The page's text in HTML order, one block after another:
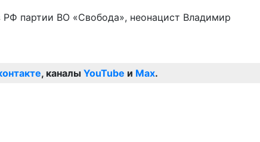
РФ партии ВО «Свобода», неонацист Владимир
, каналы YouTube и Max.